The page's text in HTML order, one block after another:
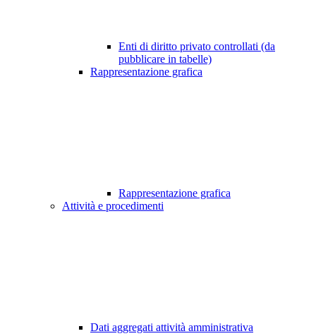
Enti di diritto privato controllati (da
pubblicare in tabelle)
Rappresentazione grafica
Rappresentazione grafica
Attività e procedimenti
Dati aggregati attività amministrativa